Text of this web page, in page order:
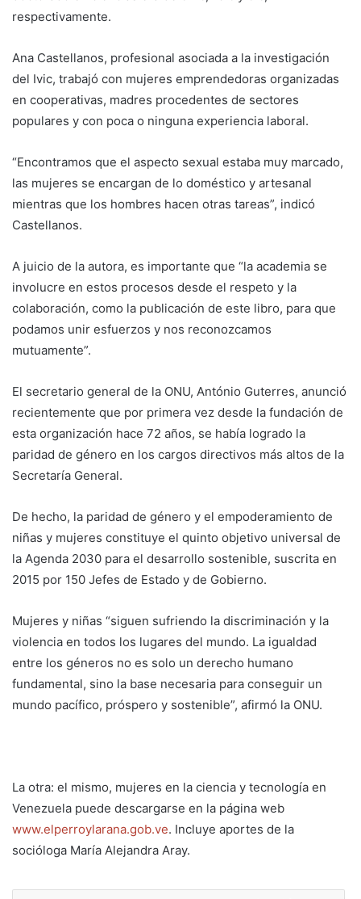
respectivamente.
Ana Castellanos, profesional asociada a la investigación
del Ivic, trabajó con mujeres emprendedoras organizadas
en cooperativas, madres procedentes de sectores
populares y con poca o ninguna experiencia laboral.
“Encontramos que el aspecto sexual estaba muy marcado,
las mujeres se encargan de lo doméstico y artesanal
mientras que los hombres hacen otras tareas”, indicó
Castellanos.
A juicio de la autora, es importante que “la academia se
involucre en estos procesos desde el respeto y la
colaboración, como la publicación de este libro, para que
podamos unir esfuerzos y nos reconozcamos
mutuamente”.
El secretario general de la ONU, António Guterres, anunció
recientemente que por primera vez desde la fundación de
esta organización hace 72 años, se había logrado la
paridad de género en los cargos directivos más altos de la
Secretaría General.
De hecho, la paridad de género y el empoderamiento de
niñas y mujeres constituye el quinto objetivo universal de
la Agenda 2030 para el desarrollo sostenible, suscrita en
2015 por 150 Jefes de Estado y de Gobierno.
Mujeres y niñas “siguen sufriendo la discriminación y la
violencia en todos los lugares del mundo. La igualdad
entre los géneros no es solo un derecho humano
fundamental, sino la base necesaria para conseguir un
mundo pacífico, próspero y sostenible”, afirmó la ONU.
La otra: el mismo, mujeres en la ciencia y tecnología en
Venezuela puede descargarse en la página web
www.elperroylarana.gob.ve. Incluye aportes de la
socióloga María Alejandra Aray.